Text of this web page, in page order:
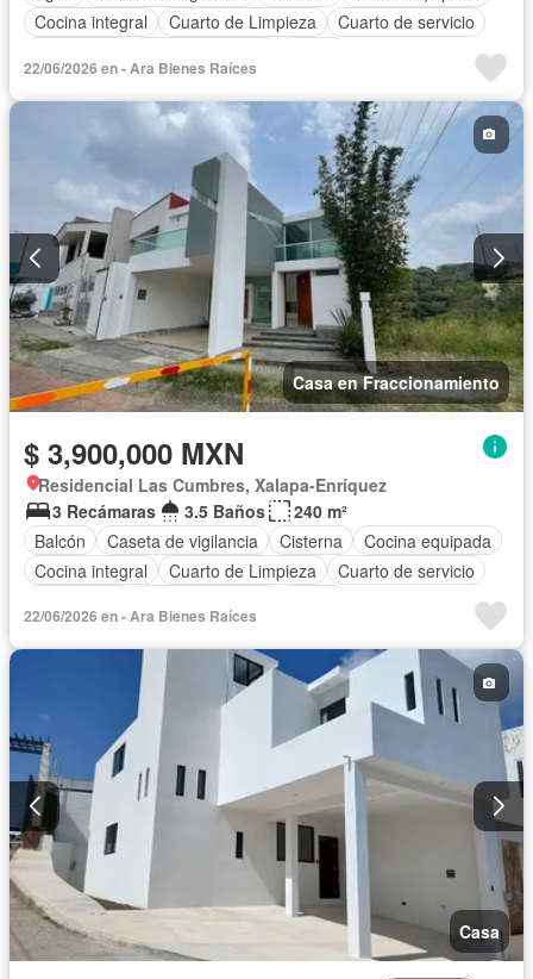
Cocina integral
Cuarto de Limpieza
Cuarto de servicio
Recámara con closet
Azotea
22/06/2026 en - Ara Bienes Raíces
Casa en Fraccionamiento
$ 3,900,000 MXN
Residencial Las Cumbres, Xalapa-Enríquez
3 Recámaras
3.5 Baños
240 m²
Balcón
Caseta de vigilancia Cisterna
Cocina equipada
Cocina integral
Cuarto de Limpieza
Cuarto de servicio
Recámara con closet
Vista panorámica
22/06/2026 en - Ara Bienes Raíces
Casa